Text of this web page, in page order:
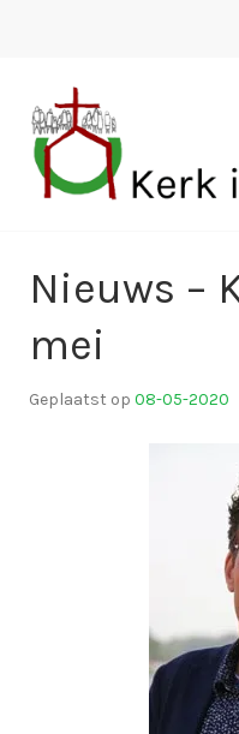
Nieuws –
mei
Geplaatst op 08-05-2020
r
k
i
n
w
e
b
a